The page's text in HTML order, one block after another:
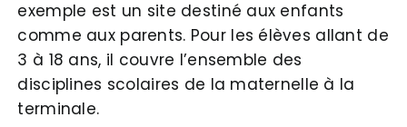
exemple est un site destiné aux enfants
comme aux parents. Pour les élèves allant de
3 à 18 ans, il couvre l’ensemble des
disciplines scolaires de la maternelle à la
terminale.